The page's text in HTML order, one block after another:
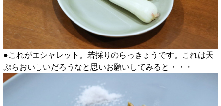
●これがエシャレット。若採りのらっきょうです。これは天
ぷらおいしいだろうなと思いお願いしてみると・・・